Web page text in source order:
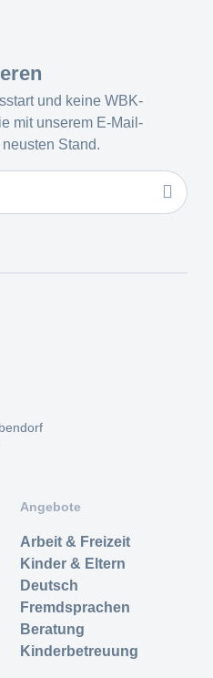
und keine WBK-
mit unserem E-Mail-
Stand.
Angebote
Arbeit & Freizeit
Kinder & Eltern
Deutsch
Fremdsprachen
Beratung
Kinderbetreuung